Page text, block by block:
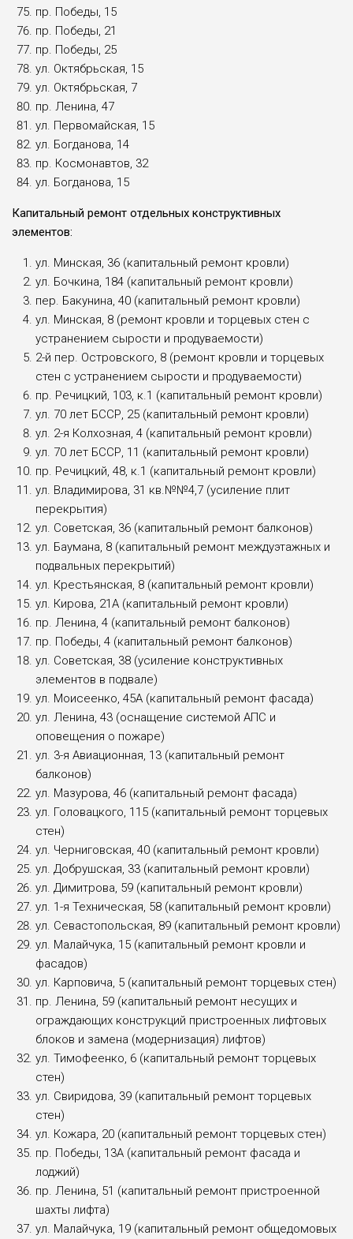
пр. Победы, 15
пр. Победы, 21
пр. Победы, 25
ул. Октябрьская, 15
ул. Октябрьская, 7
пр. Ленина, 47
ул. Первомайская, 15
ул. Богданова, 14
пр. Космонавтов, 32
ул. Богданова, 15
Капитальный ремонт отдельных конструктивных
элементов:
ул. Минская, 36 (капитальный ремонт кровли)
ул. Бочкина, 184 (капитальный ремонт кровли)
пер. Бакунина, 40 (капитальный ремонт кровли)
ул. Минская, 8 (ремонт кровли и торцевых стен с
устранением сырости и продуваемости)
2-й пер. Островского, 8 (ремонт кровли и торцевых
стен с устранением сырости и продуваемости)
пр. Речицкий, 103, к.1 (капитальный ремонт кровли)
ул. 70 лет БССР, 25 (капитальный ремонт кровли)
ул. 2-я Колхозная, 4 (капитальный ремонт кровли)
ул. 70 лет БССР, 11 (капитальный ремонт кровли)
пр. Речицкий, 48, к.1 (капитальный ремонт кровли)
ул. Владимирова, 31 кв.№№4,7 (усиление плит
перекрытия)
ул. Советская, 36 (капитальный ремонт балконов)
ул. Баумана, 8 (капитальный ремонт междуэтажных и
подвальных перекрытий)
ул. Крестьянская, 8 (капитальный ремонт кровли)
ул. Кирова, 21А (капитальный ремонт кровли)
пр. Ленина, 4 (капитальный ремонт балконов)
пр. Победы, 4 (капитальный ремонт балконов)
ул. Советская, 38 (усиление конструктивных
элементов в подвале)
ул. Моисеенко, 45А (капитальный ремонт фасада)
ул. Ленина, 43 (оснащение системой АПС и
оповещения о пожаре)
ул. 3-я Авиационная, 13 (капитальный ремонт
балконов)
ул. Мазурова, 46 (капитальный ремонт фасада)
ул. Головацкого, 115 (капитальный ремонт торцевых
стен)
ул. Черниговская, 40 (капитальный ремонт кровли)
ул. Добрушская, 33 (капитальный ремонт кровли)
ул. Димитрова, 59 (капитальный ремонт кровли)
ул. 1-я Техническая, 58 (капитальный ремонт кровли)
ул. Севастопольская, 89 (капитальный ремонт кровли)
ул. Малайчука, 15 (капитальный ремонт кровли и
фасадов)
ул. Карповича, 5 (капитальный ремонт торцевых стен)
пр. Ленина, 59 (капитальный ремонт несущих и
ограждающих конструкций пристроенных лифтовых
блоков и замена (модернизация) лифтов)
ул. Тимофеенко, 6 (капитальный ремонт торцевых
стен)
ул. Свиридова, 39 (капитальный ремонт торцевых
стен)
ул. Кожара, 20 (капитальный ремонт торцевых стен)
пр. Победы, 13А (капитальный ремонт фасада и
лоджий)
пр. Ленина, 51 (капитальный ремонт пристроенной
шахты лифта)
ул. Малайчука, 19 (капитальный ремонт общедомовых